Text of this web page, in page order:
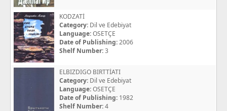
KODZATİ
Category: Dil ve Edebiyat
Language:OSETÇE
Date of Publishing:2006
Shelf Number:3
ELBIZDIGO BIRTTİATI
Category: Dil ve Edebiyat
Language:OSETÇE
Date of Publishing: 1982
Shelf Number:4